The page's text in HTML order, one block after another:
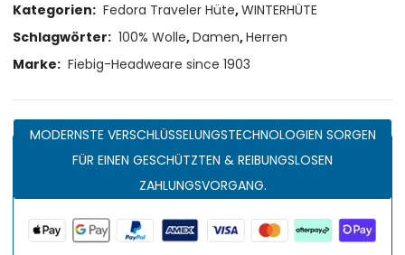
Kategorien: Fedora Traveler Hüte,WINTERHÜTE
Schlagwörter: 100% Wolle,Damen,Herren
Marke: Fiebig-Headweare since 1903
MODERNSTE VERSCHLÜSSELUNGSTECHNOLOGIEN SORGEN
FÜR EINEN GESCHÜTZTEN & REIBUNGSLOSEN
ZAHLUNGSVORGANG.